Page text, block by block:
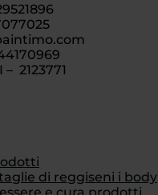
2123771
di reggiseni i body